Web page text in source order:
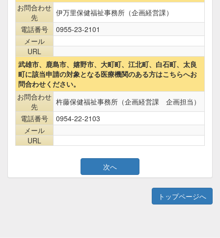
お問合わせ
先
伊万里保健福祉事務所（企画経営課）
電話番号
0955-23-2101
メール
URL
武雄市、鹿島市、嬉野市、大町町、江北町、白石町、太良
町に該当申請の対象となる医療機関のある方はこちらへお
問合わせください。
お問合わせ
先
杵藤保健福祉事務所（企画経営課 企画担当）
電話番号
0954-22-2103
メール
URL
トップページへ